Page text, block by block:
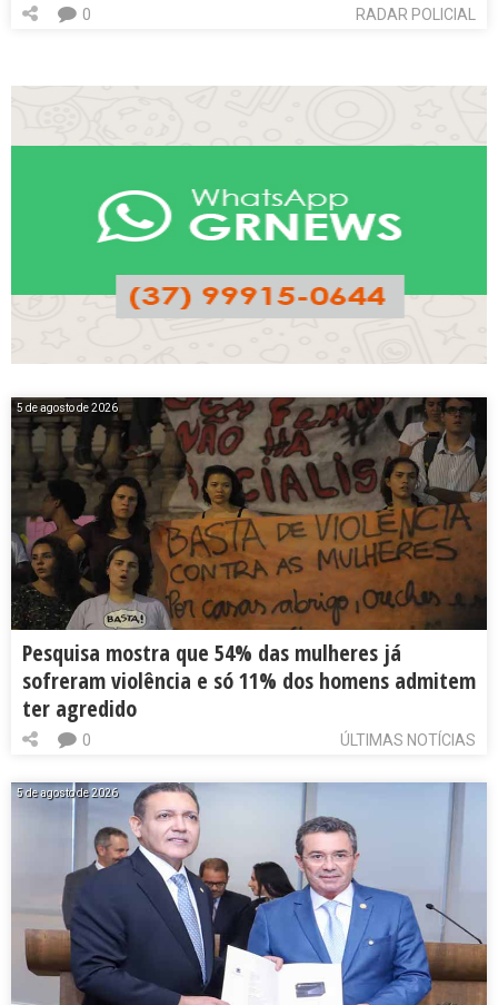
RADAR POLICIAL
0
5 de agosto de 2026
Pesquisa mostra que 54% das mulheres já
sofreram violência e só 11% dos homens admitem
ter agredido
ÚLTIMAS NOTÍCIAS
0
5 de agosto de 2026